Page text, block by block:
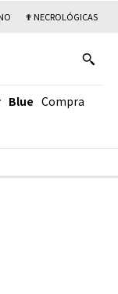
✟ NECROLÓGICAS
Blue Compra